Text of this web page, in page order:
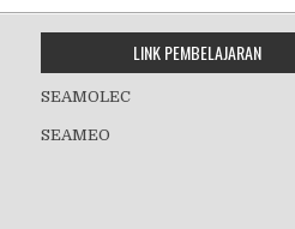
LINK PEMBELAJARAN
SEAMOLEC
SEAMEO